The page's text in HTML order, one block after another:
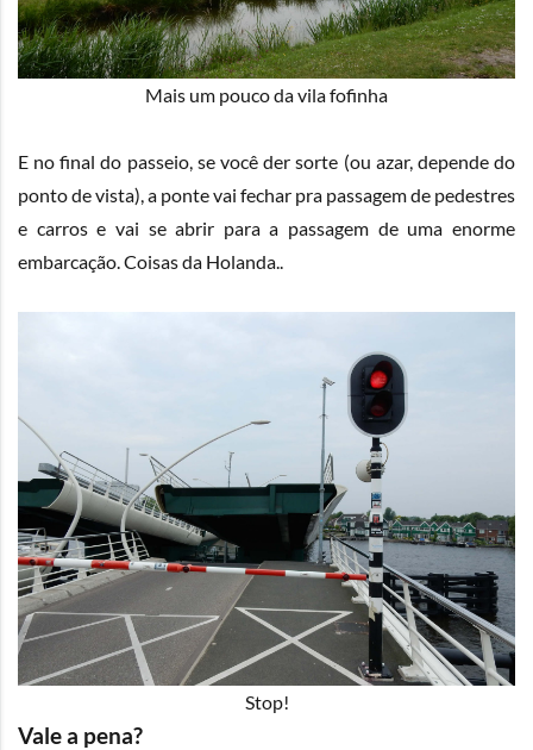
Mais um pouco da vila fofinha
E no final do passeio, se você der sorte (ou azar, depende do
ponto de vista), a ponte vai fechar pra passagem de pedestres
e carros e vai se abrir para a passagem de uma enorme
embarcação. Coisas da Holanda..
Stop!
Vale a pena?